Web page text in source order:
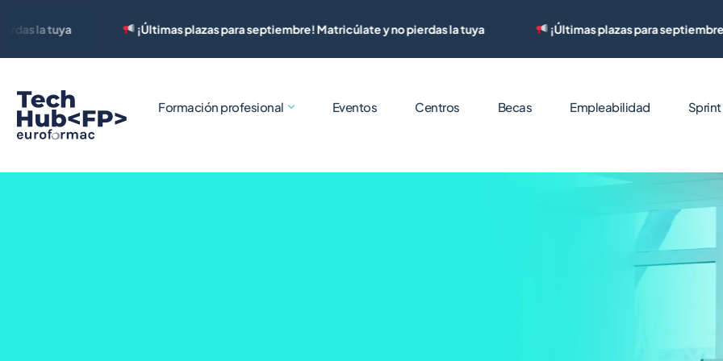
¡Últimas plazas para septiembre! Matricúlate y no pierdas la tuya ¡Últimas plazas para septiembre!
Formación profesional Eventos Centros Becas Empleabilidad